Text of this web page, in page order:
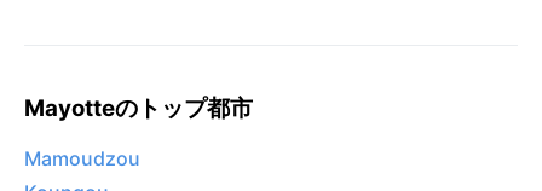
Mayotteのトップ都市
Mamoudzou